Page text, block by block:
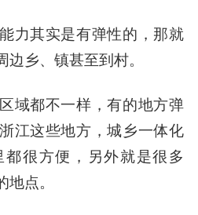
力其实是有弹性的，那就
乡、镇甚至到村。
域都不一样，有的地方弹
江这些地方，城乡一体化
很方便，另外就是很多
点。